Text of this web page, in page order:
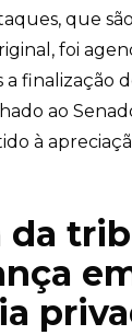
que
foi
a finalização
ao
à
da